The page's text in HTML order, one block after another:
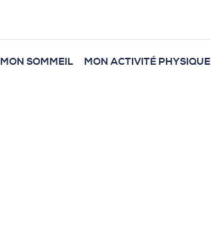
MON SOMMEIL MON ACTIVITÉ PHYSIQUE